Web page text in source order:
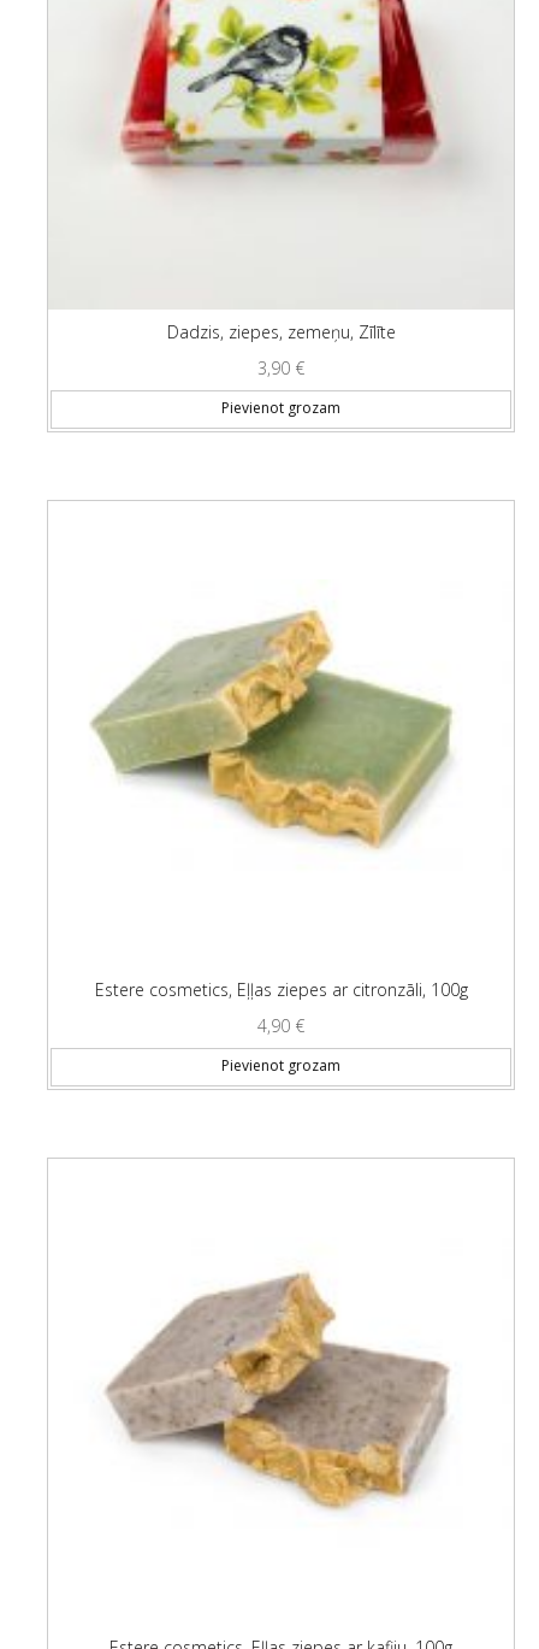
Dadzis, ziepes, zemeņu, Zīlīte
3,90 €
Pievienot grozam
Estere cosmetics, Eļļas ziepes ar citronzāli, 100g
4,90 €
Pievienot grozam